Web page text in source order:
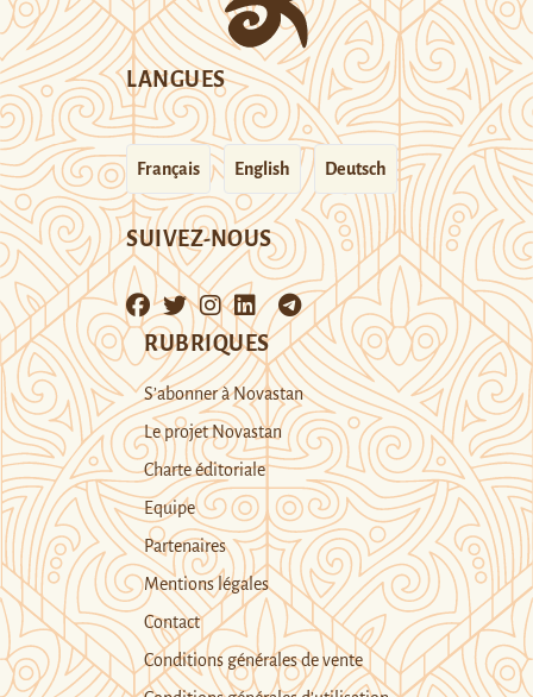
LANGUES
Français English Deutsch
SUIVEZ-NOUS
RUBRIQUES
S’abonner à Novastan
Le projet Novastan
Charte éditoriale
Equipe
Partenaires
Mentions légales
Contact
Conditions générales de vente